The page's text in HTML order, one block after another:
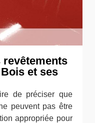
revêtements
et ses
de préciser que
peuvent pas être
appropriée pour